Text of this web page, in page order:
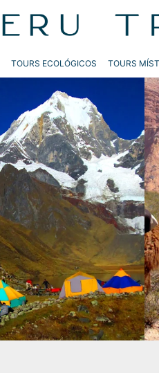
TOURS ECOLÓGICOS TOURS